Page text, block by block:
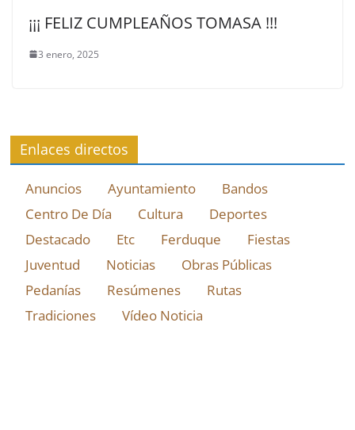
¡¡¡ FELIZ CUMPLEAÑOS TOMASA !!!
3 enero, 2025
Enlaces directos
Anuncios Ayuntamiento
Bandos
Centro De Día
Cultura
Deportes
Destacado
Etc Ferduque
Fiestas
Juventud
Noticias
Obras Públicas
Pedanías
Resúmenes
Rutas
Tradiciones
Vídeo Noticia